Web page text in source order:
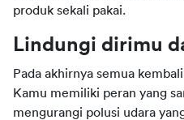
produk sekali pakai.
Lindungi dirimu
Pada akhirnya semua
Kamu memiliki peran yang
mengurangi polusi udara